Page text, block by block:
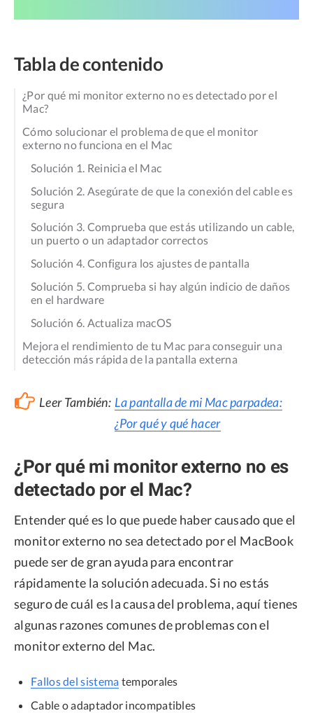
Tabla de contenido
¿Por qué mi monitor externo no es detectado por el
Mac?
Cómo solucionar el problema de que el monitor
externo no funciona en el Mac
Solución 1. Reinicia el Mac
Solución 2. Asegúrate de que la conexión del cable es
segura
Solución 3. Comprueba que estás utilizando un cable,
un puerto o un adaptador correctos
Solución 4. Configura los ajustes de pantalla
Solución 5. Comprueba si hay algún indicio de daños
en el hardware
Solución 6. Actualiza macOS
Mejora el rendimiento de tu Mac para conseguir una
detección más rápida de la pantalla externa
Leer También: La pantalla de mi Mac parpadea:
¿Por qué y qué hacer
¿Por qué mi monitor externo no es
detectado por el Mac?
Entender qué es lo que puede haber causado que el
monitor externo no sea detectado por el MacBook
puede ser de gran ayuda para encontrar
rápidamente la solución adecuada. Si no estás
seguro de cuál es la causa del problema, aquí tienes
algunas razones comunes de problemas con el
monitor externo del Mac.
Fallos del sistema temporales
Cable o adaptador incompatibles